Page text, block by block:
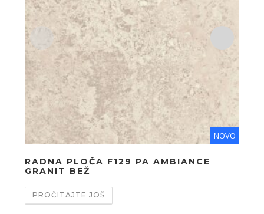
NOVO
RADNA PLOČA F129 PA AMBIANCE
GRANIT BEŽ
PROČITAJTE JOŠ